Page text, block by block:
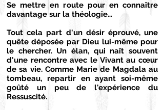
Se mettre en route pour en connaître
davantage sur la théologie…
Tout cela part d'un désir éprouvé, une
quête déposée par Dieu lui-même pour
le chercher. Un élan, qui naît souvent
d'une rencontre avec le Vivant au cœur
de sa vie. Comme Marie de Magdala au
tombeau, repartir en ayant soi-même
goûté un peu de l'expérience du
Ressuscité.